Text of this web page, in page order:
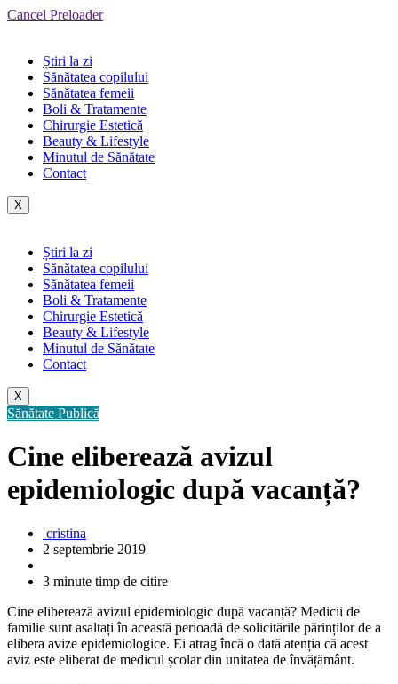
Cancel Preloader
Știri la zi
Sănătatea copilului
Sănătatea femeii
Boli & Tratamente
Chirurgie Estetică
Beauty & Lifestyle
Minutul de Sănătate
Contact
X
Știri la zi
Sănătatea copilului
Sănătatea femeii
Boli & Tratamente
Chirurgie Estetică
Beauty & Lifestyle
Minutul de Sănătate
Contact
X
Sănătate Publică
Cine eliberează avizul
epidemiologic după vacanță?
cristina
2 septembrie 2019
3 minute timp de citire
Cine eliberează avizul epidemiologic după vacanță? Medicii de
familie sunt asaltați în această perioadă de solicitările părinților de a
elibera avize epidemiologice. Ei atrag încă o dată atenția că acest
aviz este eliberat de medicul școlar din unitatea de învățământ.